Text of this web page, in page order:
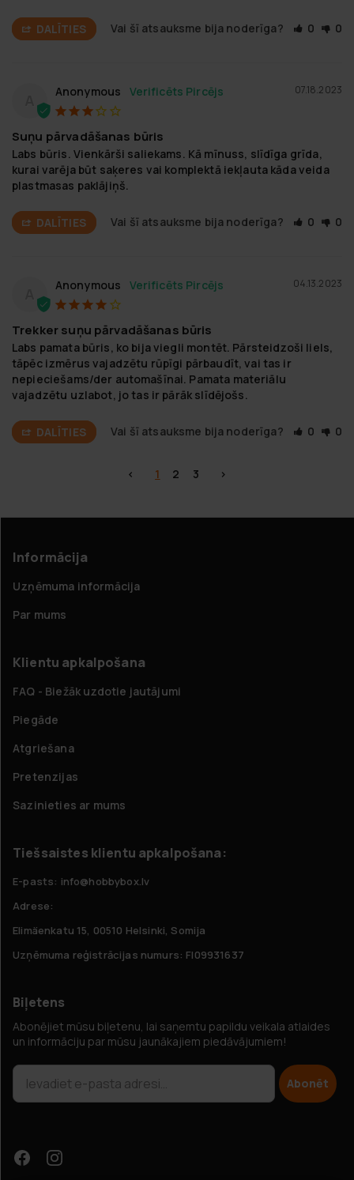
DALĪTIES Vai šī atsauksme bija noderīga? 0 0
07.18.2023
Anonymous
Suņu pārvadāšanas būris
Labs būris. Vienkārši saliekams. Kā mīnuss, slīdīga grīda,
kurai varēja būt saķeres vai komplektā iekļauta kāda veida
plastmasas paklājiņš.
DALĪTIES Vai šī atsauksme bija noderīga? 0 0
04.13.2023
Anonymous
Trekker suņu pārvadāšanas būris
Labs pamata būris, ko bija viegli montēt. Pārsteidzoši liels,
tāpēc izmērus vajadzētu rūpīgi pārbaudīt, vai tas ir
nepieciešams/der automašīnai. Pamata materiālu
vajadzētu uzlabot, jo tas ir pārāk slīdējošs.
DALĪTIES Vai šī atsauksme bija noderīga? 0 0
< 1 2 3 >
Informācija
Uzņēmuma informācija
Par mums
Klientu apkalpošana
FAQ - Biežāk uzdotie jautājumi
Piegāde
Atgriešana
Pretenzijas
Sazinieties ar mums
Tiešsaistes klientu apkalpošana:
E-pasts: info@hobbybox.lv
Adrese:
Elimäenkatu 15, 00510 Helsinki, Somija
Uzņēmuma reģistrācijas numurs: FI09931637
Biļetens
Abonējiet mūsu biļetenu, lai saņemtu papildu veikala atlaides
un informāciju par mūsu jaunākajiem piedāvājumiem!
Abonēt